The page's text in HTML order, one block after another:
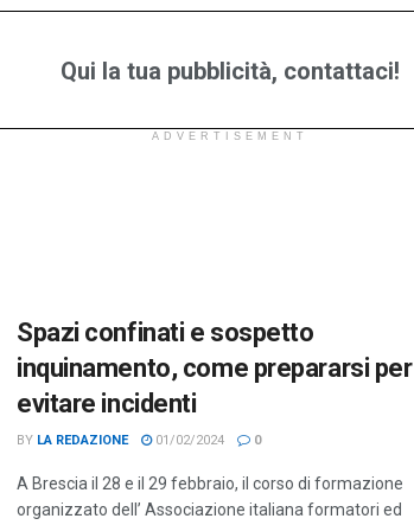
Qui la tua pubblicità, contattaci!
ADVERTISEMENT
Spazi confinati e sospetto
inquinamento, come prepararsi per
evitare incidenti
BY LA REDAZIONE 01/02/2024 0
A Brescia il 28 e il 29 febbraio, il corso di formazione
organizzato dell’ Associazione italiana formatori ed